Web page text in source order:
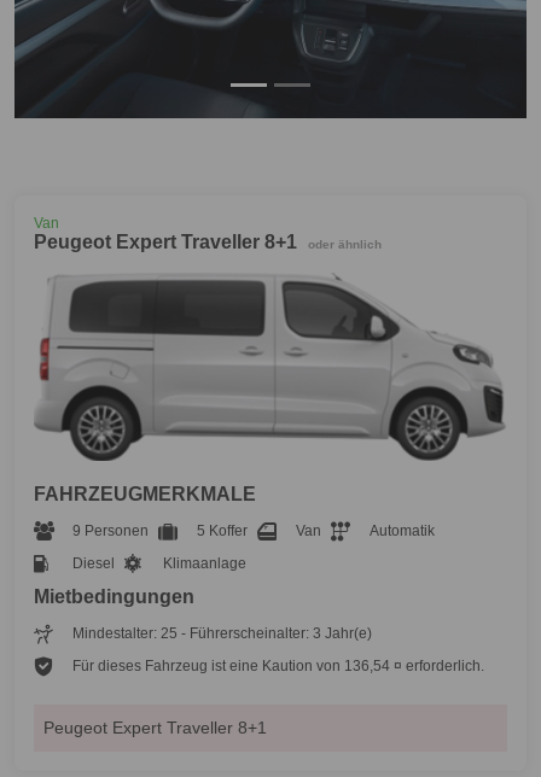
Van
Peugeot Expert Traveller 8+1 oder ähnlich
FAHRZEUGMERKMALE
9 Personen 5 Koffer Van
Automatik
Diesel
Klimaanlage
Mietbedingungen
Mindestalter: 25 - Führerscheinalter: 3 Jahr(e)
Für dieses Fahrzeug ist eine Kaution von 136,54 ¤ erforderlich.
Peugeot Expert Traveller 8+1